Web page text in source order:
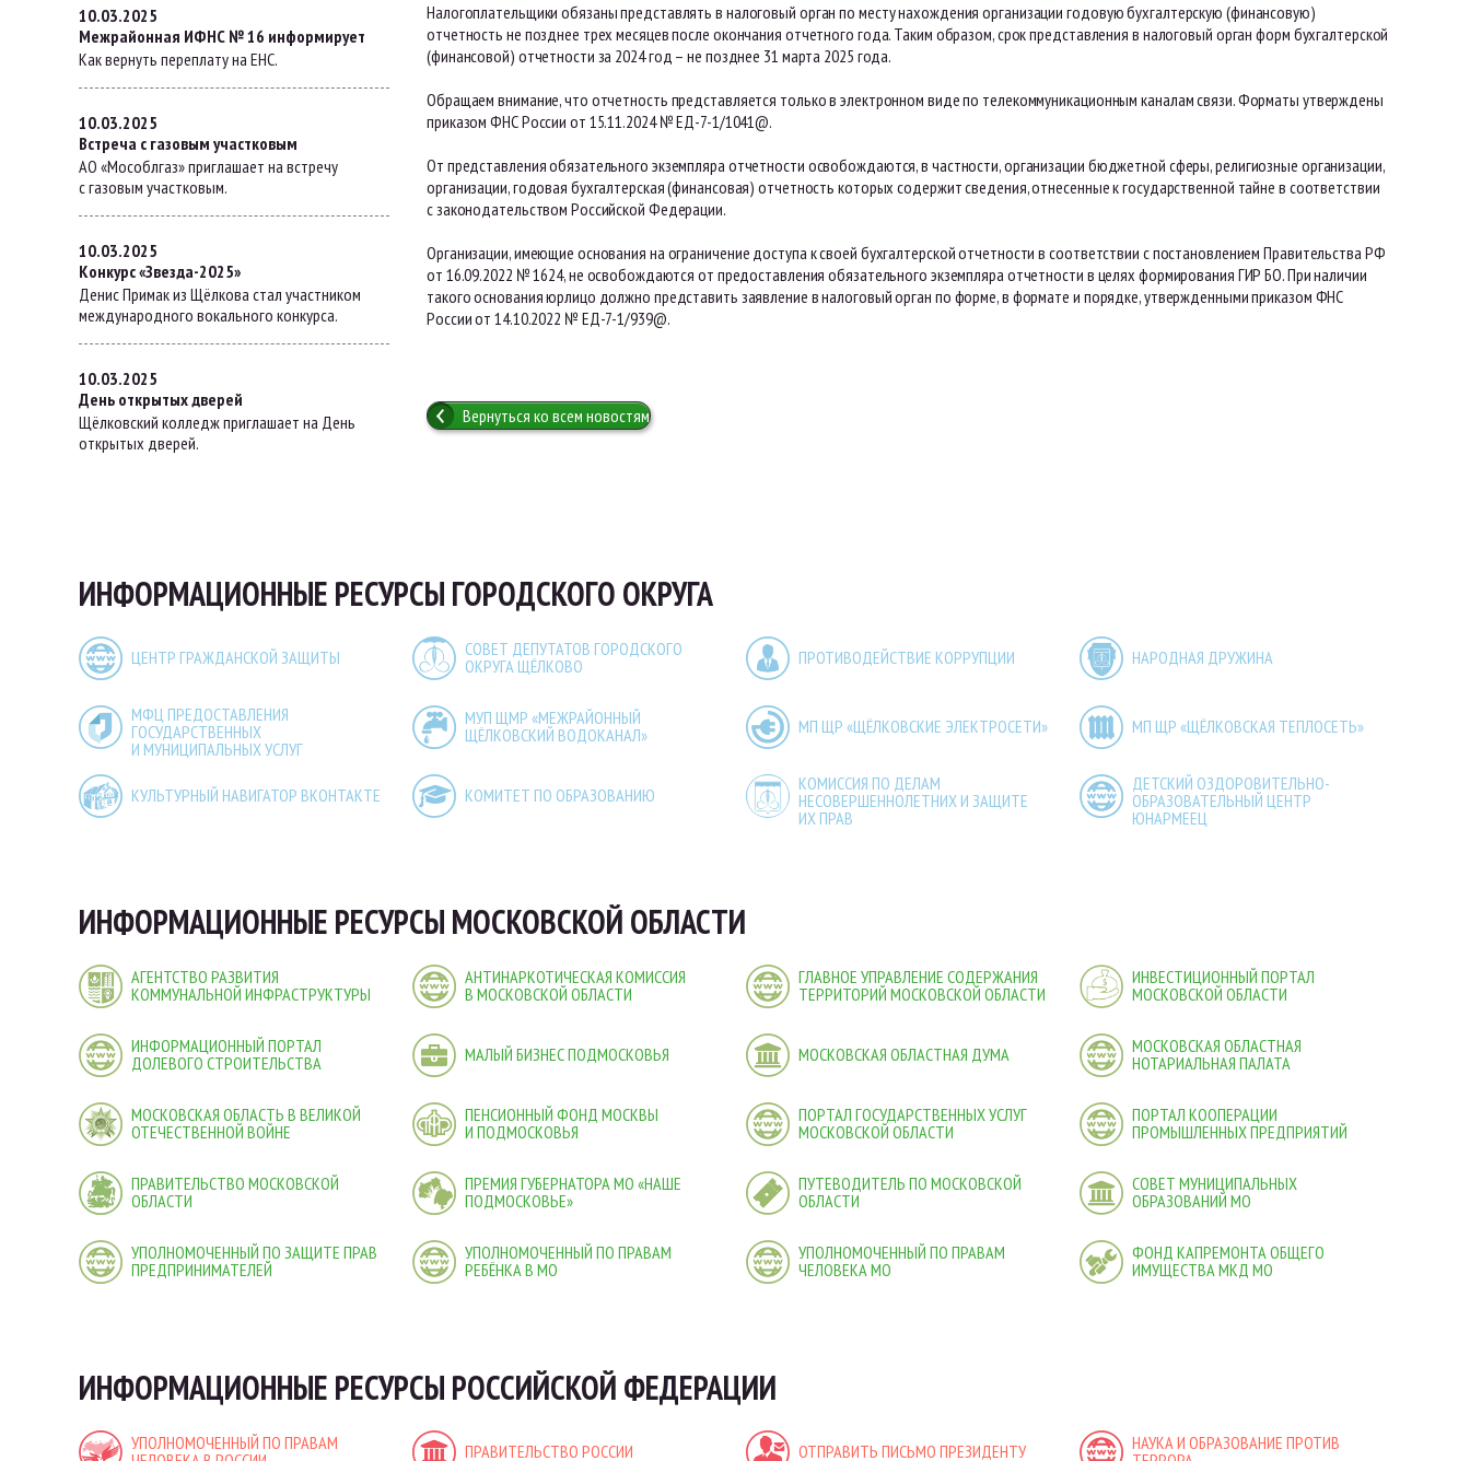
10.03.2025
Межрайонная ИФНС № 16 информирует
Как вернуть переплату на ЕНС.
10.03.2025
Встреча с газовым участковым
АО «Мособлгаз» приглашает на встречу
с газовым участковым.
10.03.2025
Конкурс «Звезда-2025»
Денис Примак из Щёлкова стал участником
международного вокального конкурса.
10.03.2025
День открытых дверей
Щёлковский колледж приглашает на День
открытых дверей.
Налогоплательщики обязаны представлять в налоговый орган по месту нахождения организации годовую бухгалтерскую (финансовую)
отчетность не позднее трех месяцев после окончания отчетного года. Таким образом, срок представления в налоговый орган форм бухгалтерской
(финансовой) отчетности за 2024 год – не позднее 31 марта 2025 года.
Обращаем внимание, что отчетность представляется только в электронном виде по телекоммуникационным каналам связи. Форматы утверждены
приказом ФНС России от 15.11.2024 № ЕД-7-1/1041@.
От представления обязательного экземпляра отчетности освобождаются, в частности, организации бюджетной сферы, религиозные организации,
организации, годовая бухгалтерская (финансовая) отчетность которых содержит сведения, отнесенные к государственной тайне в соответствии
с законодательством Российской Федерации.
Организации, имеющие основания на ограничение доступа к своей бухгалтерской отчетности в соответствии с постановлением Правительства РФ
от 16.09.2022 № 1624, не освобождаются от предоставления обязательного экземпляра отчетности в целях формирования ГИР БО. При наличии
такого основания юрлицо должно представить заявление в налоговый орган по форме, в формате и порядке, утвержденными приказом ФНС
России от 14.10.2022 № ЕД-7-1/939@.
Вернуться ко всем новостям
ИНФОРМАЦИОННЫЕ РЕСУРСЫ ГОРОДСКОГО ОКРУГА
ЦЕНТР ГРАЖДАНСКОЙ ЗАЩИТЫ
СОВЕТ ДЕПУТАТОВ ГОРОДСКОГО
ОКРУГА ЩЁЛКОВО
ПРОТИВОДЕЙСТВИЕ КОРРУПЦИИ НАРОДНАЯ ДРУЖИНА
МФЦ ПРЕДОСТАВЛЕНИЯ
ГОСУДАРСТВЕННЫХ
И МУНИЦИПАЛЬНЫХ УСЛУГ
МУП ЩМР «МЕЖРАЙОННЫЙ
ЩЁЛКОВСКИЙ ВОДОКАНАЛ»
МП ЩР «ЩЁЛКОВСКИЕ ЭЛЕКТРОСЕТИ» МП ЩР «ЩЁЛКОВСКАЯ ТЕПЛОСЕТЬ»
КУЛЬТУРНЫЙ НАВИГАТОР ВКОНТАКТЕ КОМИТЕТ ПО ОБРАЗОВАНИЮ
КОМИССИЯ ПО ДЕЛАМ
НЕСОВЕРШЕННОЛЕТНИХ И ЗАЩИТЕ
ИХ ПРАВ
ДЕТСКИЙ ОЗДОРОВИТЕЛЬНО-
ОБРАЗОВАТЕЛЬНЫЙ ЦЕНТР
ЮНАРМЕЕЦ
ИНФОРМАЦИОННЫЕ РЕСУРСЫ МОСКОВСКОЙ ОБЛАСТИ
АГЕНТСТВО РАЗВИТИЯ
КОММУНАЛЬНОЙ ИНФРАСТРУКТУРЫ
АНТИНАРКОТИЧЕСКАЯ КОМИССИЯ
В МОСКОВСКОЙ ОБЛАСТИ
ГЛАВНОЕ УПРАВЛЕНИЕ СОДЕРЖАНИЯ
ТЕРРИТОРИЙ МОСКОВСКОЙ ОБЛАСТИ
ИНВЕСТИЦИОННЫЙ ПОРТАЛ
МОСКОВСКОЙ ОБЛАСТИ
ИНФОРМАЦИОННЫЙ ПОРТАЛ
ДОЛЕВОГО СТРОИТЕЛЬСТВА
МАЛЫЙ БИЗНЕС ПОДМОСКОВЬЯ МОСКОВСКАЯ ОБЛАСТНАЯ ДУМА
МОСКОВСКАЯ ОБЛАСТНАЯ
НОТАРИАЛЬНАЯ ПАЛАТА
МОСКОВСКАЯ ОБЛАСТЬ В ВЕЛИКОЙ
ОТЕЧЕСТВЕННОЙ ВОЙНЕ
ПЕНСИОННЫЙ ФОНД МОСКВЫ
И ПОДМОСКОВЬЯ
ПОРТАЛ ГОСУДАРСТВЕННЫХ УСЛУГ
МОСКОВСКОЙ ОБЛАСТИ
ПОРТАЛ КООПЕРАЦИИ
ПРОМЫШЛЕННЫХ ПРЕДПРИЯТИЙ
ПРАВИТЕЛЬСТВО МОСКОВСКОЙ
ОБЛАСТИ
ПРЕМИЯ ГУБЕРНАТОРА МО «НАШЕ
ПОДМОСКОВЬЕ»
ПУТЕВОДИТЕЛЬ ПО МОСКОВСКОЙ
ОБЛАСТИ
СОВЕТ МУНИЦИПАЛЬНЫХ
ОБРАЗОВАНИЙ МО
УПОЛНОМОЧЕННЫЙ ПО ЗАЩИТЕ ПРАВ
ПРЕДПРИНИМАТЕЛЕЙ
УПОЛНОМОЧЕННЫЙ ПО ПРАВАМ
РЕБЁНКА В МО
УПОЛНОМОЧЕННЫЙ ПО ПРАВАМ
ЧЕЛОВЕКА МО
ФОНД КАПРЕМОНТА ОБЩЕГО
ИМУЩЕСТВА МКД МО
ИНФОРМАЦИОННЫЕ РЕСУРСЫ РОССИЙСКОЙ ФЕДЕРАЦИИ
УПОЛНОМОЧЕННЫЙ ПО ПРАВАМ
ПРАВИТЕЛЬСТВО РОССИИ ОТПРАВИТЬ ПИСЬМО ПРЕЗИДЕНТУ
НАУКА И ОБРАЗОВАНИЕ ПРОТИВ